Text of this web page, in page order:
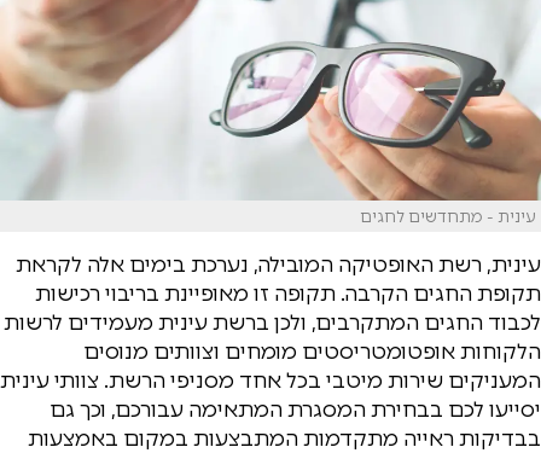
עינית - מתחדשים לחגים
עינית, רשת האופטיקה המובילה, נערכת בימים אלה לקראת
תקופת החגים הקרבה. תקופה זו מאופיינת בריבוי רכישות
לכבוד החגים המתקרבים, ולכן ברשת עינית מעמידים לרשות
הלקוחות אופטומטריסטים מומחים וצוותים מנוסים
המעניקים שירות מיטבי בכל אחד מסניפי הרשת. צוותי עינית
יסייעו לכם בבחירת המסגרת המתאימה עבורכם, וכך גם
בבדיקות ראייה מתקדמות המתבצעות במקום באמצעות